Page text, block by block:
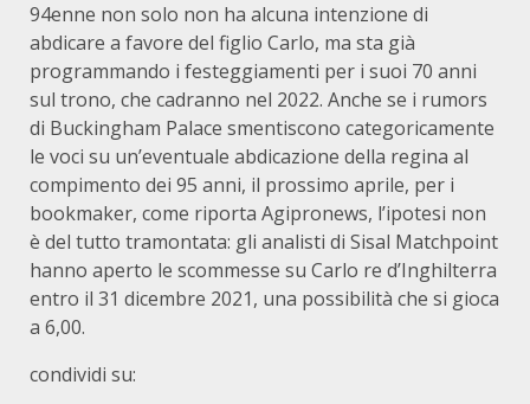
94enne non solo non ha alcuna intenzione di
abdicare a favore del figlio Carlo, ma sta già
programmando i festeggiamenti per i suoi 70 anni
sul trono, che cadranno nel 2022. Anche se i rumors
di Buckingham Palace smentiscono categoricamente
le voci su un’eventuale abdicazione della regina al
compimento dei 95 anni, il prossimo aprile, per i
bookmaker, come riporta Agipronews, l’ipotesi non
è del tutto tramontata: gli analisti di Sisal Matchpoint
hanno aperto le scommesse su Carlo re d’Inghilterra
entro il 31 dicembre 2021, una possibilità che si gioca
a 6,00.
condividi su: